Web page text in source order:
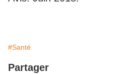
#Santé
Partager